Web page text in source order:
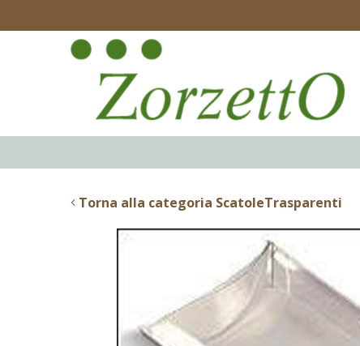
Torna alla categoria ScatoleTrasparenti